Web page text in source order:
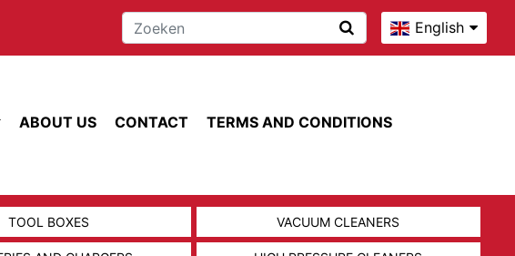
English
ABOUT US CONTACT TERMS AND CONDITIONS
TOOL BOXES VACUUM CLEANERS